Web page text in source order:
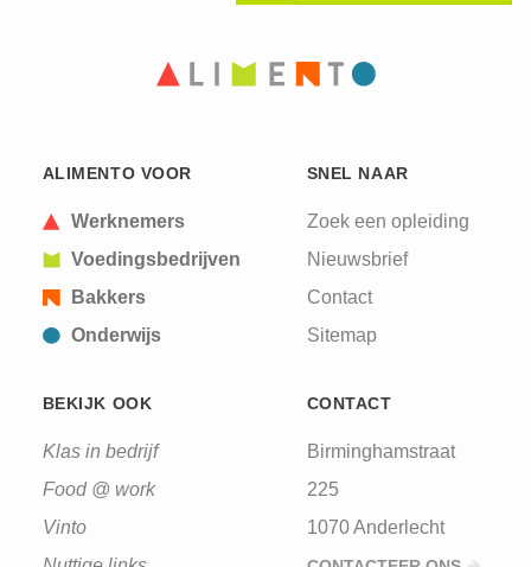
ALIMENTO VOOR
Werknemers
Voedingsbedrijven
Bakkers
Onderwijs
SNEL NAAR
Zoek een opleiding
Nieuwsbrief
Contact
Sitemap
BEKIJK OOK
Klas in bedrijf
Food @ work
Vinto
CONTACT
Birminghamstraat
225
1070 Anderlecht